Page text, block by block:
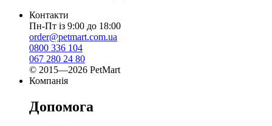
Контакти
Пн-Пт із 9:00 до 18:00
order@petmart.com.ua
0800 336 104
067 280 24 80
© 2015—2026 PetMart
Компанія
Допомога